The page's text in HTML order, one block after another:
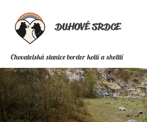
DUHOVÉ SRDCE
Chovatelská stanice border kolií a sheltií